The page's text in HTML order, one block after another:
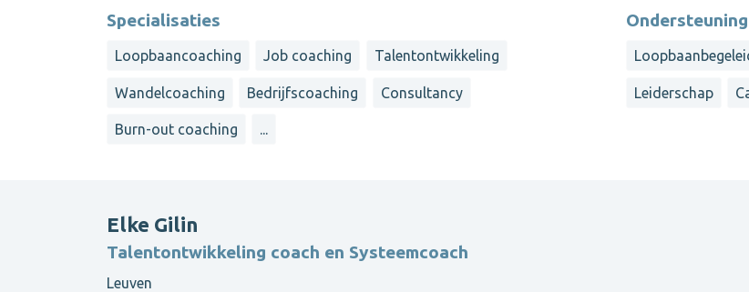
Specialisaties
Loopbaancoaching Job coaching Talentontwikkeling
Wandelcoaching Bedrijfscoaching Consultancy
Burn-out coaching ...
Leiderschap
Elke Gilin
Talentontwikkeling coach en Systeemcoach
Leuven